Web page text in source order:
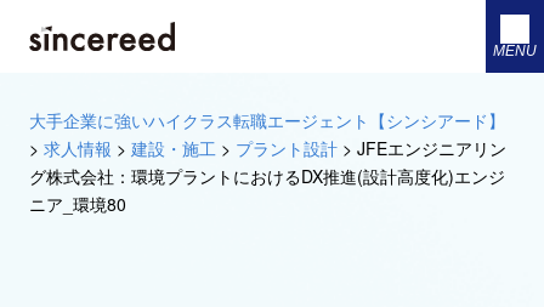
MENU
大手企業に強いハイクラス転職エージェント【シンシアード】
> 求人情報 > 建設・施工 > プラント設計 > JFEエンジニアリン
グ株式会社：環境プラントにおけるDX推進(設計高度化)エンジ
ニア_環境80